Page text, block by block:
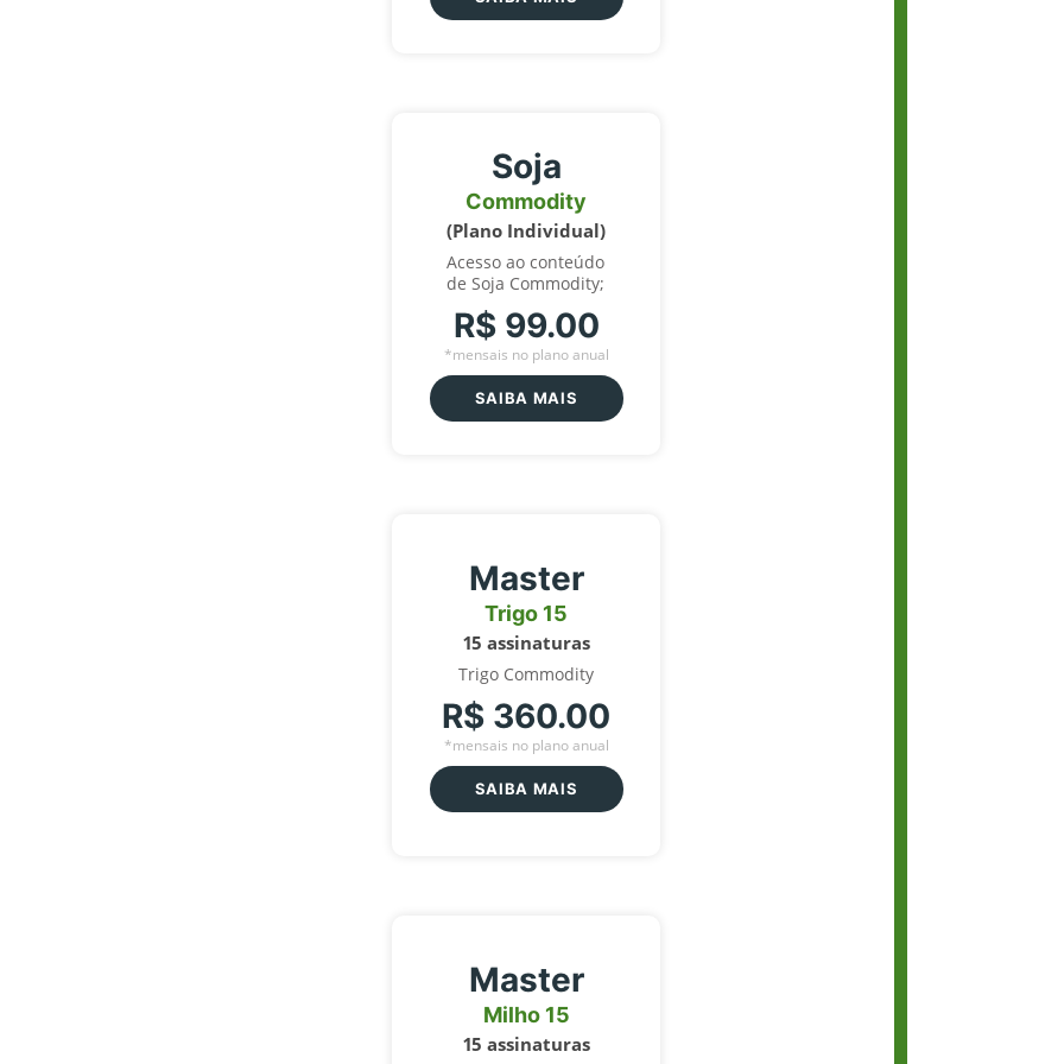
Soja
Commodity
(Plano Individual)
Acesso ao conteúdo
de Soja Commodity;
R$ 99.00
*mensais no plano anual
SAIBA MAIS
Master
Trigo 15
15 assinaturas
Trigo Commodity
R$ 360.00
*mensais no plano anual
SAIBA MAIS
Master
Milho 15
15 assinaturas